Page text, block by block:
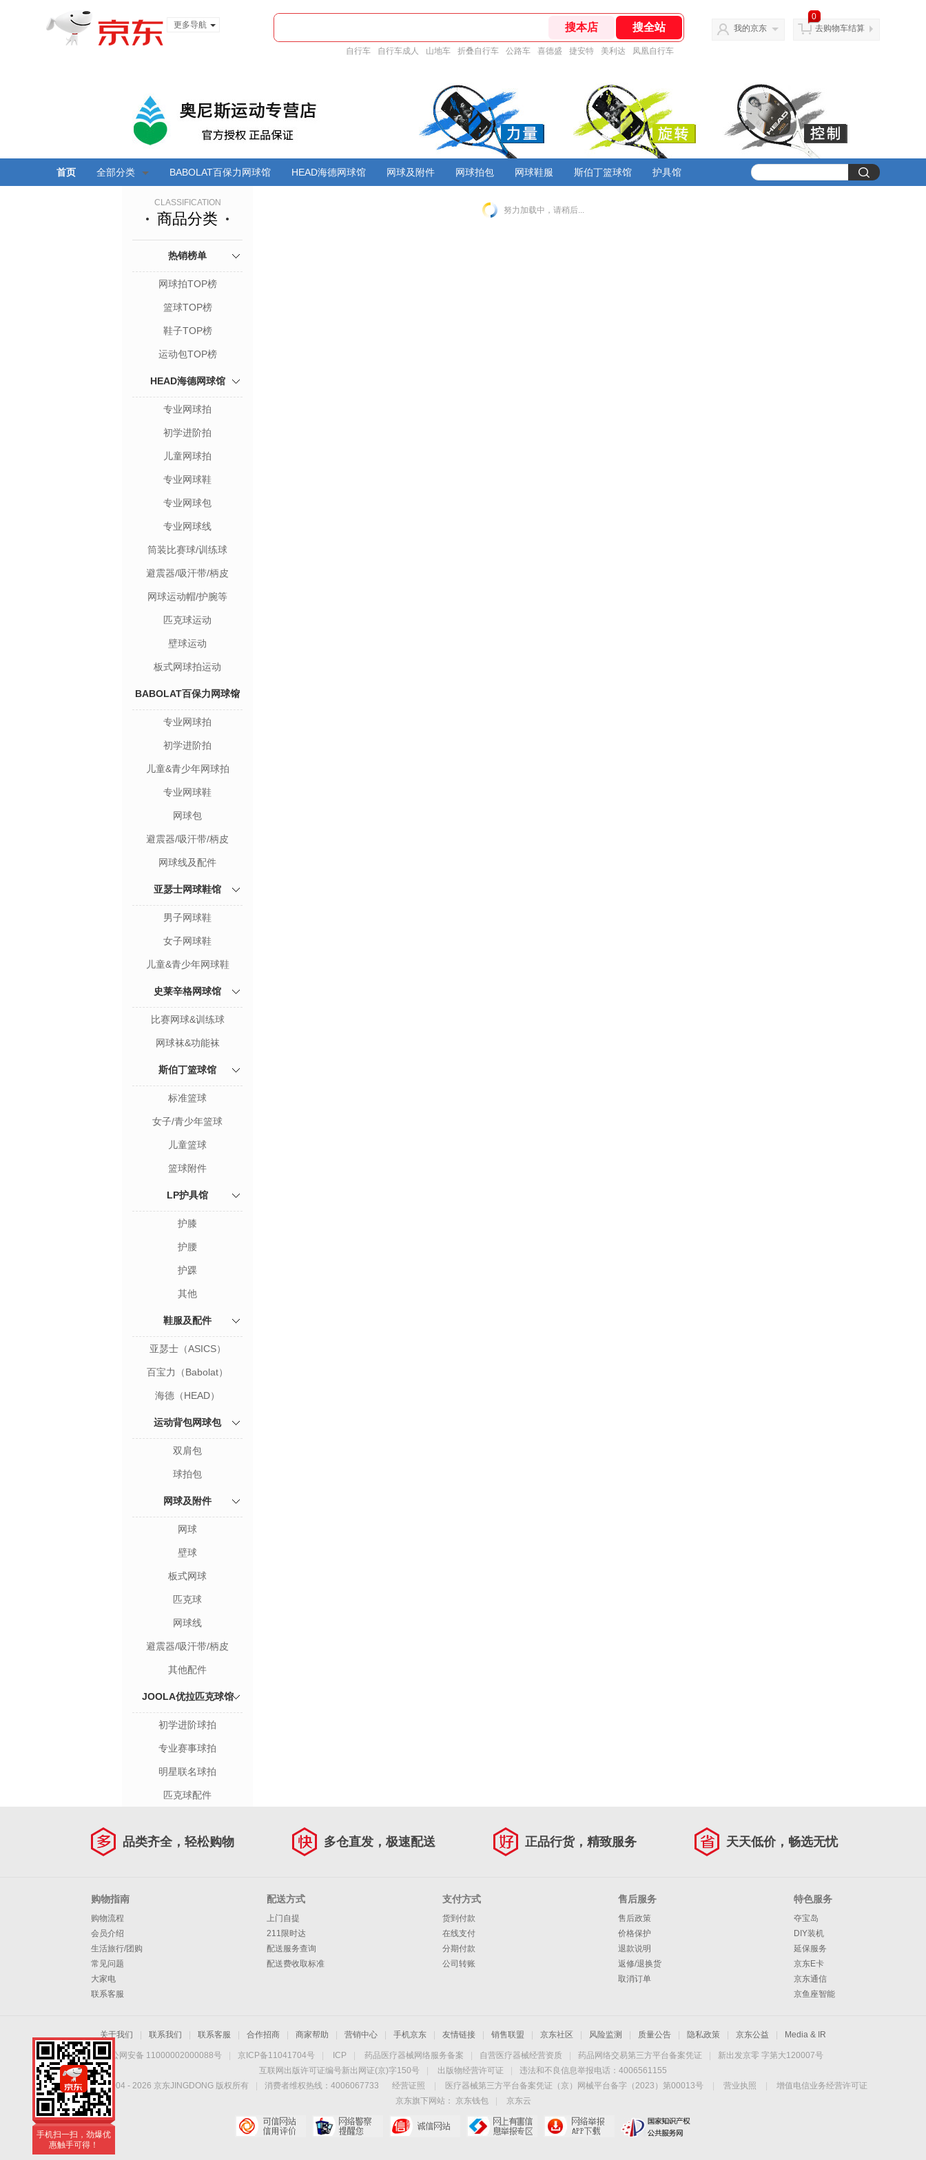
更多导航
自行车 自行车成人 山地车 折叠自行车 公路车 喜德盛 捷安特 美利达 凤凰自行车
我的京东
0
去购物车结算
首页 全部分类 BABOLAT百保力网球馆 HEAD海德网球馆 网球及附件 网球拍包 网球鞋服 斯伯丁篮球馆 护具馆
CLASSIFICATION
商品分类
热销榜单
网球拍TOP榜
篮球TOP榜
鞋子TOP榜
运动包TOP榜
HEAD海德网球馆
专业网球拍
初学进阶拍
儿童网球拍
专业网球鞋
专业网球包
专业网球线
筒装比赛球/训练球
避震器/吸汗带/柄皮
网球运动帽/护腕等
匹克球运动
壁球运动
板式网球拍运动
BABOLAT百保力网球馆
专业网球拍
初学进阶拍
儿童&青少年网球拍
专业网球鞋
网球包
避震器/吸汗带/柄皮
网球线及配件
亚瑟士网球鞋馆
男子网球鞋
女子网球鞋
儿童&青少年网球鞋
史莱辛格网球馆
比赛网球&训练球
网球袜&功能袜
斯伯丁篮球馆
标准篮球
女子/青少年篮球
儿童篮球
篮球附件
LP护具馆
护膝
护腰
护踝
其他
鞋服及配件
亚瑟士（ASICS）
百宝力（Babolat）
海德（HEAD）
运动背包网球包
双肩包
球拍包
网球及附件
网球
壁球
板式网球
匹克球
网球线
避震器/吸汗带/柄皮
其他配件
JOOLA优拉匹克球馆
初学进阶球拍
专业赛事球拍
明星联名球拍
匹克球配件
努力加载中，请稍后...
品类齐全，轻松购物 多仓直发，极速配送 正品行货，精致服务 天天低价，畅选无忧
购物指南
购物流程
会员介绍
生活旅行/团购
常见问题
大家电
联系客服
配送方式
上门自提
211限时达
配送服务查询
配送费收取标准
支付方式
货到付款
在线支付
分期付款
公司转账
售后服务
售后政策
价格保护
退款说明
返修/退换货
取消订单
特色服务
夺宝岛
DIY装机
延保服务
京东E卡
京东通信
京鱼座智能
关于我们 联系我们 联系客服 合作招商 商家帮助 营销中心 手机京东 友情链接 销售联盟 京东社区 风险监测 质量公告 隐私政策 京东公益 Media & IR
京公网安备 11000002000088号 京ICP备11041704号 ICP 药品医疗器械网络服务备案 自营医疗器械经营资质 药品网络交易第三方平台备案凭证
新出发京零 字第大120007号
互联网出版许可证编号新出网证(京)字150号
出版物经营许可证
违法和不良信息举报电话：4006561155
Copyright © 2004 - 2026 京东JINGDONG 版权所有 消费者维权热线：4006067733 经营证照 医疗器械第三方平台备案凭证（京）网械平台备字（2023）第00013号 营业执照
增值电信业务经营许可证
京东旗下网站：
京东钱包
京东云
手机扫一扫，劲爆优
惠触手可得！
手机扫一扫，劲爆优
惠触手可得！